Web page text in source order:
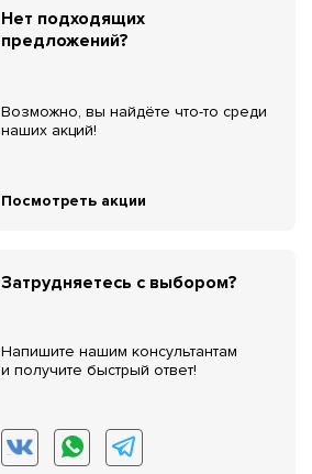
Нет подходящих
предложений?
Возможно, вы найдёте что-то среди
наших акций!
Посмотреть акции
Затрудняетесь с выбором?
Напишите нашим консультантам
и получите быстрый ответ!